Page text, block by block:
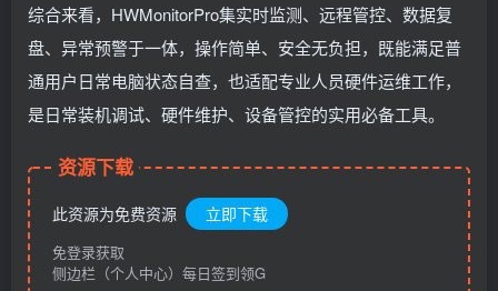
综合来看，HWMonitorPro集实时监测、远程管控、数据复
盘、异常预警于一体，操作简单、安全无负担，既能满足普
通用户日常电脑状态自查，也适配专业人员硬件运维工作，
是日常装机调试、硬件维护、设备管控的实用必备工具。
资源下载
此资源为免费资源 立即下载
免登录获取
侧边栏（个人中心）每日签到领G